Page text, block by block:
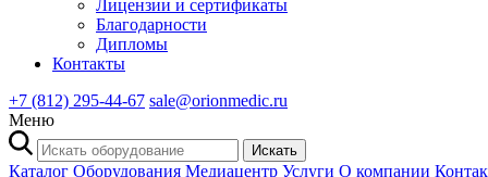
Лицензии и сертификаты
Благодарности
Дипломы
Контакты
+7 (812) 295-44-67 sale@orionmedic.ru
Меню
Искать
Каталог Оборудования Медиацентр Услуги О компании